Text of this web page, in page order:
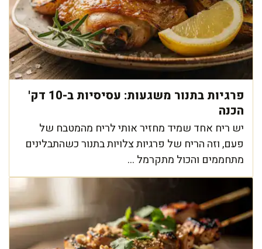
פרגיות בתנור משגעות: עסיסיות ב-10 דק'
הכנה
יש ריח אחד שמיד מחזיר אותי לריח מהמטבח של
פעם, וזה הריח של פרגיות צלויות בתנור כשהתבלינים
מתחממים והכול מתקרמל ...